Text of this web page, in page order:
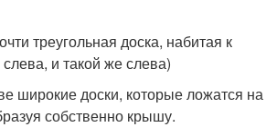
треугольная доска, набитая к
и такой же слева)
доски, которые ложатся на
собственно крышу.